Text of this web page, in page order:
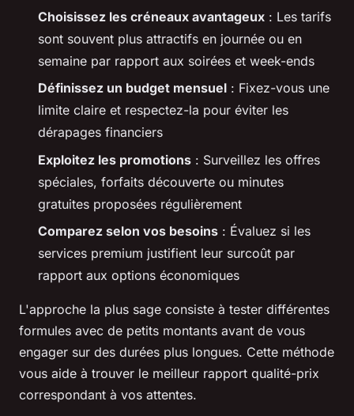
Choisissez les créneaux avantageux : Les tarifs
sont souvent plus attractifs en journée ou en
semaine par rapport aux soirées et week-ends
Définissez un budget mensuel : Fixez-vous une
limite claire et respectez-la pour éviter les
dérapages financiers
Exploitez les promotions : Surveillez les offres
spéciales, forfaits découverte ou minutes
gratuites proposées régulièrement
Comparez selon vos besoins : Évaluez si les
services premium justifient leur surcoût par
rapport aux options économiques
L'approche la plus sage consiste à tester différentes
formules avec de petits montants avant de vous
engager sur des durées plus longues. Cette méthode
vous aide à trouver le meilleur rapport qualité-prix
correspondant à vos attentes.